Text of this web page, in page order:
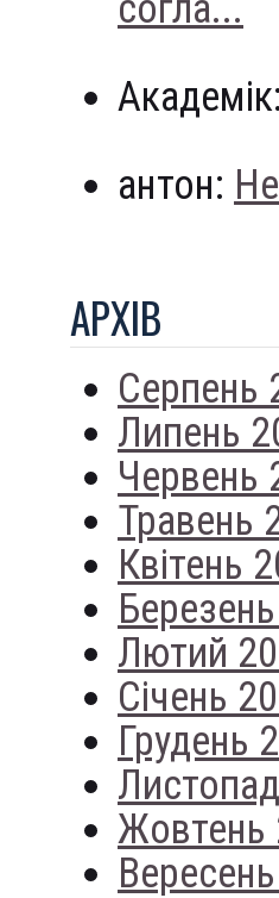
Академік:
антон:
АРХIВ
Серпень
Липень
Червень
Травень
Квітень
Лютий
Січень
Грудень
Жовтень